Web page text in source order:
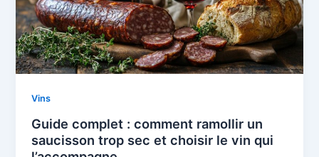
Vins
Guide complet : comment ramollir un
saucisson trop sec et choisir le vin qui